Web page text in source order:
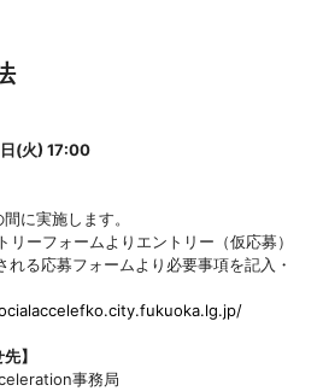
(火) 17:00
に実施します。
ーフォームよりエントリー（仮応募）
れる応募フォームより必要事項を記入・
】
事務局